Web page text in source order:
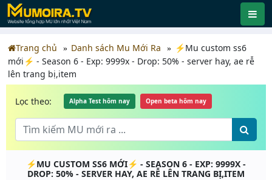
Trang chủ Danh sách Mu Mới Ra
⚡Mu custom ss6
mới⚡ - Season 6 - Exp: 9999x - Drop: 50% - server hay, ae rễ
lên trang bị,item
Lọc theo: Alpha Test hôm nay Open beta hôm nay
⚡MU CUSTOM SS6 MỚI⚡ - SEASON 6 - EXP: 9999X -
DROP: 50% - SERVER HAY, AE RỄ LÊN TRANG BỊ,ITEM